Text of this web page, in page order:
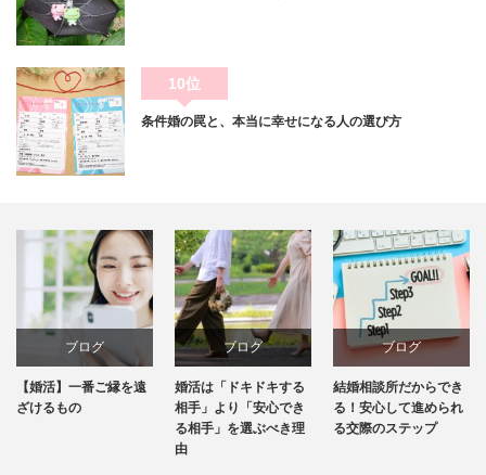
10位
条件婚の罠と、本当に幸せになる人の選び方
番ご縁を遠
ブログ
婚活は「ドキドキする
相手」より「安心でき
る相手」を選ぶべき理
ブログ
結婚相談所だからでき
る！安心して進められ
る交際のステップ
お見合い
はどこま
のでしょ